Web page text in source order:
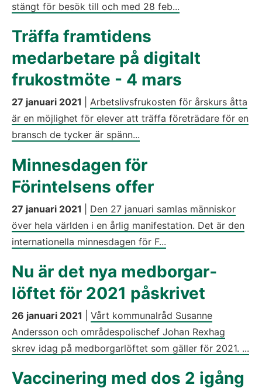
stängt för besök till och med 28 feb...
Träffa framtidens
medarbetare på digitalt
frukostmöte - 4 mars
27 januari 2021
Arbetslivsfrukosten för årskurs åtta
är en möjlighet för elever att träffa företrädare för en
bransch de tycker är spänn...
Minnesdagen för
Förintelsens offer
27 januari 2021
Den 27 januari samlas människor
över hela världen i en årlig manifestation. Det är den
internationella minnesdagen för F...
Nu är det nya medborgar­
löftet för 2021 påskrivet
26 januari 2021
Vårt kommunalråd Susanne
Andersson och områdespolischef Johan Rexhag
skrev idag på medborgarlöftet som gäller för 2021. ...
Vaccinering med dos 2 igång